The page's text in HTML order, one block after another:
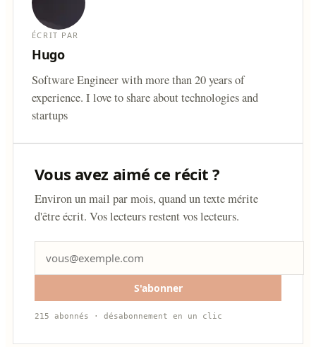
ÉCRIT PAR
Hugo
Software Engineer with more than 20 years of
experience. I love to share about technologies and
startups
Vous avez aimé ce récit ?
Environ un mail par mois, quand un texte mérite
d'être écrit. Vos lecteurs restent vos lecteurs.
S'abonner
215 abonnés · désabonnement en un clic